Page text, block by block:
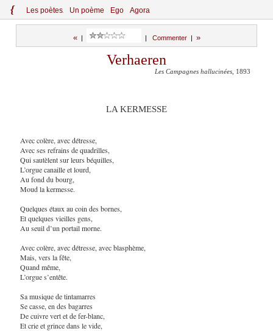
{ Les poètes Un poème Ego Agora
«| Commenter| »
Verhaeren
Les Campagnes hallucinées , 1893
LA KERMESSE
Avec colère, avec détresse,
Avec ses refrains de quadrilles,
Qui sautèlent sur leurs béquilles,
L’orgue canaille et lourd,
Au fond du bourg,
Moud la kermesse.
Quelques étaux au coin des bornes,
Et quelques vieilles gens,
Au seuil d’un portail morne.
Avec colère, avec détresse, avec blasphème,
Mais, vers la fête,
Quand même,
L’orgue s’entête.
Sa musique de tintamarres
Se casse, en des bagarres
De cuivre vert et de fer-blanc,
Et crie et grince dans le vide,